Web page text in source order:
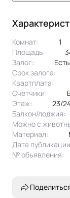
Окна:
Есть лоджия.
Жильцам
диван
техники:
духовка,
Эксклюзивное
Комнат:
1
Площадь:
Залог:
есть
Срок залога:
Квартплата:
Счетчики:
Этаж:
23/
Балкон/лоджия:
Можно с
Материал:
Дата
№ объявления: